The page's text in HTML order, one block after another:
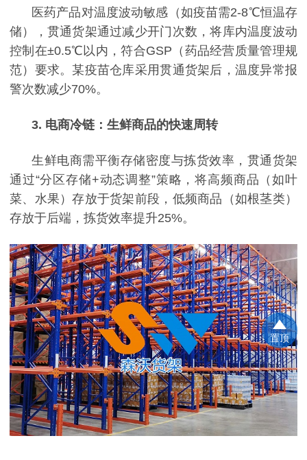
医药产品对温度波动敏感（如疫苗需2-8℃恒温存
储），贯通货架通过减少开门次数，将库内温度波动
控制在±0.5℃以内，符合GSP（药品经营质量管理规
范）要求。某疫苗仓库采用贯通货架后，温度异常报
警次数减少70%。
3. 电商冷链：生鲜商品的快速周转
生鲜电商需平衡存储密度与拣货效率，贯通货架
通过“分区存储+动态调整”策略，将高频商品（如叶
菜、水果）存放于货架前段，低频商品（如根茎类）
存放于后端，拣货效率提升25%。
置顶